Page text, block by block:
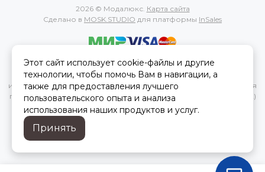
2026 © Модалюкс. Карта сайта
Сделано в MOSK.STUDIO для платформы InSales
Вся представленная на сайте информация, касающаяся
характеристик, стоимости товаров и услуг, носит
информационный характер и ни при каких условиях не является
публичной офертой, определяемой положениями Статьи 437(2)
Гражданского кодекса РФ.
Этот сайт использует cookie-файлы и другие
технологии, чтобы помочь Вам в навигации, а
также для предоставления лучшего
пользовательского опыта и анализа
использования наших продуктов и услуг.
Принять